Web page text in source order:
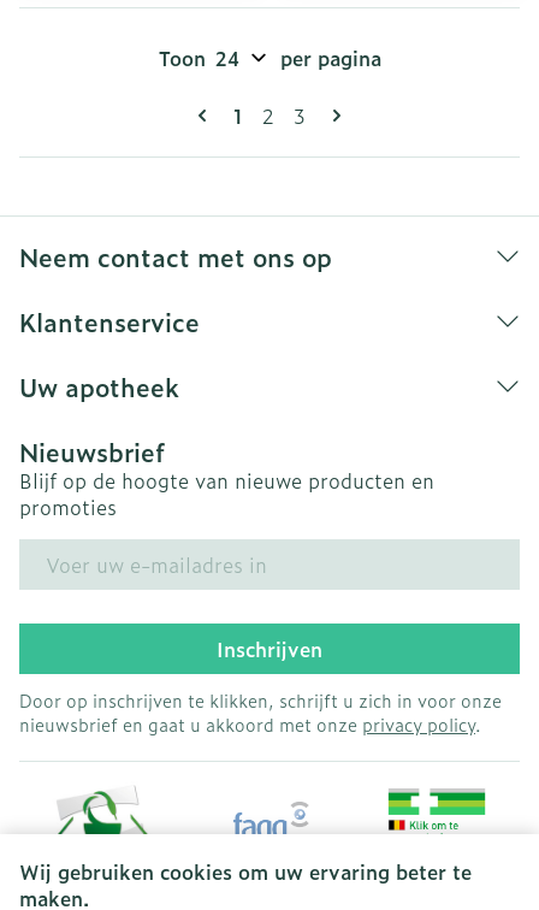
Wij gebruiken cookies om uw ervaring beter te
maken.
Pagina's
U lees momenteel pagina
1 Pagina
2 Pagina
3
Toon per pagina
Neem contact met ons op
Klantenservice
Uw apotheek
Nieuwsbrief
Blijf op de hoogte van nieuwe producten en
promoties
Inschrijven
Door op inschrijven te klikken, schrijft u zich in voor onze
nieuwsbrief en gaat u akkoord met onze privacy policy.